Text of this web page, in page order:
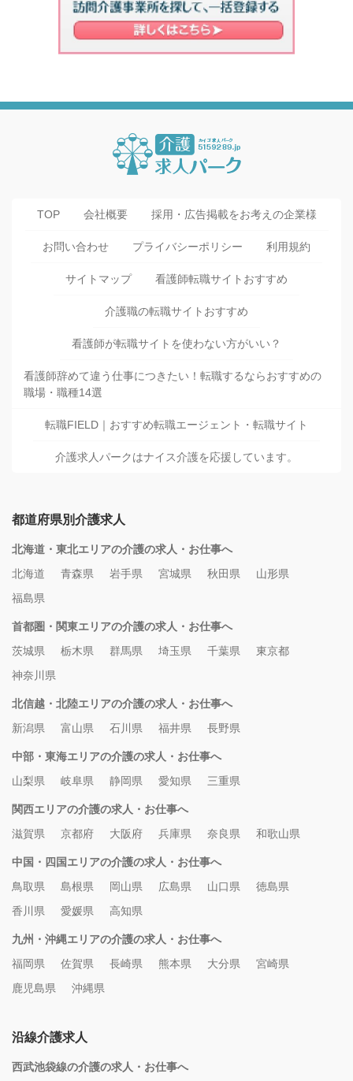
TOP 会社概要 採用・広告掲載をお考えの企業様
お問い合わせ プライバシーポリシー 利用規約
サイトマップ 看護師転職サイトおすすめ
介護職の転職サイトおすすめ
看護師が転職サイトを使わない方がいい？
看護師辞めて違う仕事につきたい！転職するならおすすめの
職場・職種14選
転職FIELD｜おすすめ転職エージェント・転職サイト
介護求人パークはナイス介護を応援しています。
都道府県別介護求人
北海道・東北エリアの介護の求人・お仕事へ
北海道
青森県 岩手県 宮城県 秋田県
山形県
福島県
首都圏・関東エリアの介護の求人・お仕事へ
茨城県
栃木県 群馬県 埼玉県 千葉県
東京都
神奈川県
北信越・北陸エリアの介護の求人・お仕事へ
新潟県
富山県 石川県 福井県 長野県
中部・東海エリアの介護の求人・お仕事へ
山梨県
岐阜県 静岡県 愛知県 三重県
関西エリアの介護の求人・お仕事へ
滋賀県
京都府 大阪府 兵庫県 奈良県 和歌山県
中国・四国エリアの介護の求人・お仕事へ
鳥取県
島根県 岡山県 広島県 山口県
徳島県
香川県
愛媛県 高知県
九州・沖縄エリアの介護の求人・お仕事へ
福岡県
佐賀県 長崎県 熊本県 大分県
宮崎県
鹿児島県
沖縄県
沿線介護求人
西武池袋線の介護の求人・お仕事へ